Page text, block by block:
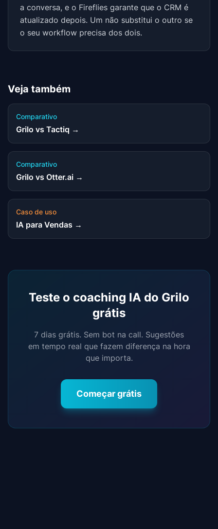
a conversa, e o Fireflies garante que o CRM é
atualizado depois. Um não substitui o outro se
o seu workflow precisa dos dois.
Veja também
Comparativo
Grilo vs Tactiq →
Comparativo
Grilo vs Otter.ai →
Caso de uso
IA para Vendas →
Teste o coaching IA do Grilo
grátis
7 dias grátis. Sem bot na call. Sugestões
em tempo real que fazem diferença na hora
que importa.
Começar grátis